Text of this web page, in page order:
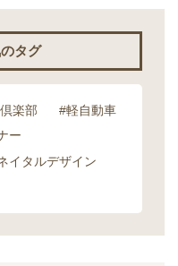
タグ
楽部
#軽自動車
ー
イタルデザイン